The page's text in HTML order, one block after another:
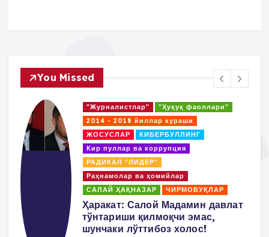
You Missed
"Журналистлар"
"Ҳуқуқ фаоллари"
2014 - 2018 йиллар кураши
ЖОСУСЛАР
КИБЕРБУЛЛИНГ
Кир пуллар ва коррупция
РАДИКАЛ "ЛИДЕР"
Раҳнамолар ва ҳомийлар
САЛАЙ ҲАҚНАЗАР
ЧИРМОВУҚЛАР
Ҳаракат: Салой Мадамин давлат
тўнтариши қилмоқчи эмас,
шунчаки лўттибоз холос!